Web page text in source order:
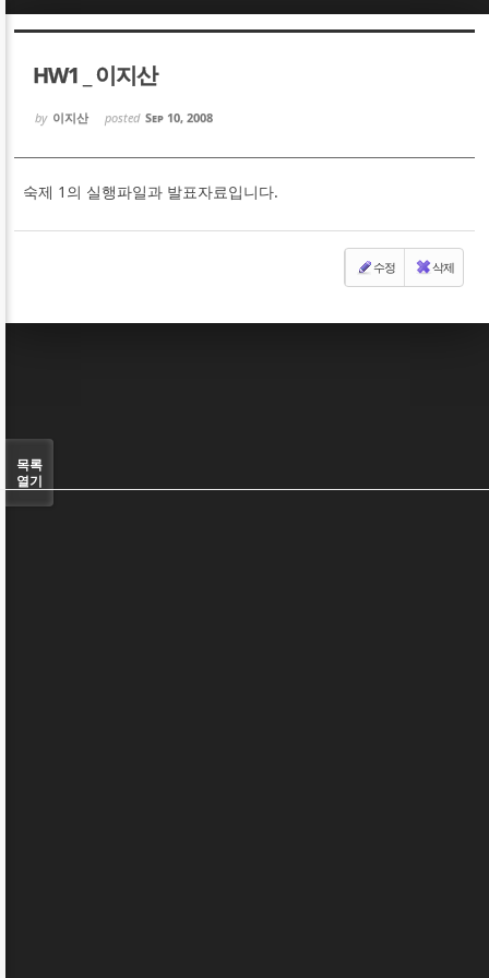
HW1 _ 이지산
by 이지산 posted Sep 10, 2008
숙제 1의 실행파일과 발표자료입니다.
수정 삭제
목록
열기
Sketchbook5, 스케치북5
Sketchbook5, 스케치북5
Sketchbook5, 스케치북5
Sketchbook5, 스케치북5